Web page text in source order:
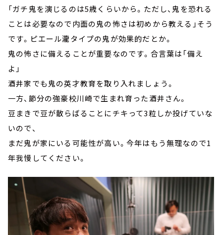
「ガチ鬼を演じるのは5歳くらいから。ただし、鬼を恐れる
ことは必要なので内面の鬼の怖さは初めから教える」そう
です。ピエール瀧タイプの鬼が効果的だとか。
鬼の怖さに備えることが重要なのです。合言葉は「備え
よ」
酒井家でも鬼の英才教育を取り入れましょう。
一方、節分の強豪校川崎で生まれ育った酒井さん。
豆まきで豆が散らばることにチキって3粒しか投げていな
いので、
まだ鬼が家にいる可能性が高い。今年はもう無理なので1
年我慢してください。